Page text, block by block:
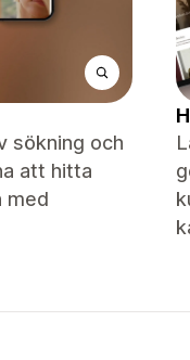
sökning och
att hitta
med